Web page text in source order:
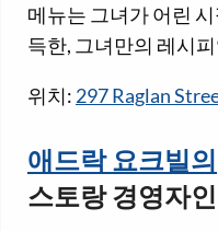
메뉴는 그녀가 어린
득한, 그녀만의 레시
위치: 297 Raglan
애드락 요크빌의
스토랑 경영자